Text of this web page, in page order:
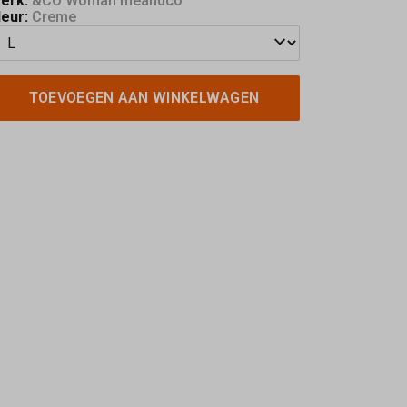
Creme
TOEVOEGEN AAN WINKELWAGEN